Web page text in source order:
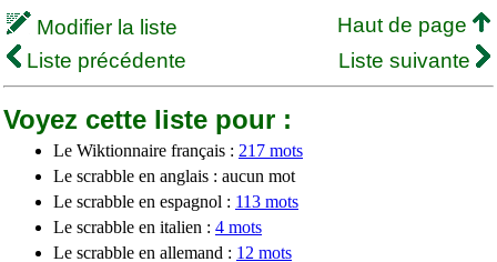
Modifier la liste
Haut de page
Liste précédente
Liste suivante
Voyez cette liste pour :
Le Wiktionnaire français : 217 mots
Le scrabble en anglais : aucun mot
Le scrabble en espagnol : 113 mots
Le scrabble en italien : 4 mots
Le scrabble en allemand : 12 mots